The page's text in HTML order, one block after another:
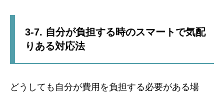
3-7. 自分が負担する時のスマートで気配
りある対応法
どうしても自分が費用を負担する必要がある場